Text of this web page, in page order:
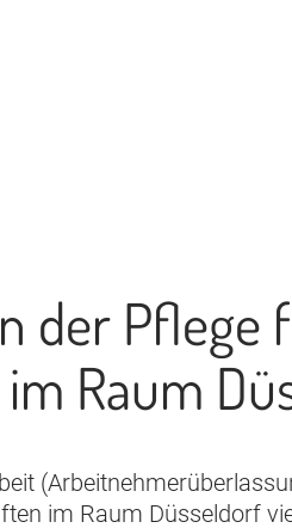
der Pflege
Raum
im Raum Düsseldorf